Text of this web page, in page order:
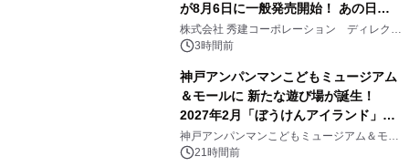
が8月6日に一般発売開始！ あの日の
大興奮が今甦る
株式会社 秀建コーポレーション ディレクト
アートギャラリー
3時間前
神戸アンパンマンこどもミュージアム
＆モールに 新たな遊び場が誕生！
2027年2月「ぼうけんアイランド」が
オープン
神戸アンパンマンこどもミュージアム＆モー
ル 21時間前